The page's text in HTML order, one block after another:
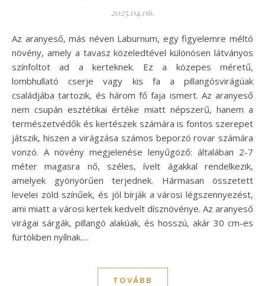
2025.04.06.
Az aranyeső, más néven Laburnum, egy figyelemre méltó
növény, amely a tavasz közeledtével különösen látványos
színfoltot ad a kerteknek. Ez a közepes méretű,
lombhullató cserje vagy kis fa a pillangósvirágúak
családjába tartozik, és három fő faja ismert. Az aranyeső
nem csupán esztétikai értéke miatt népszerű, hanem a
természetvédők és kertészek számára is fontos szerepet
játszik, hiszen a virágzása számos beporzó rovar számára
vonzó. A növény megjelenése lenyűgöző: általában 2-7
méter magasra nő, széles, ívelt ágakkal rendelkezik,
amelyek gyönyörűen terjednek. Hármasan összetett
levelei zöld színűek, és jól bírják a városi légszennyezést,
ami miatt a városi kertek kedvelt dísznövénye. Az aranyeső
virágai sárgák, pillangó alakúak, és hosszú, akár 30 cm-es
fürtökben nyílnak.…
TOVÁBB